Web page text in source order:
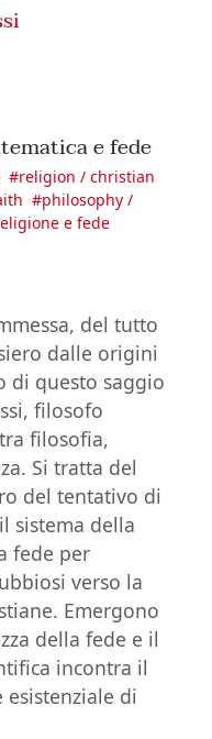
e fede
#religion / christian
#philosophy /
e fede
del tutto
dalle origini
di questo saggio
filosofo
filosofia,
Si tratta del
del tentativo di
sistema della
fede per
verso la
Emergono
della fede e il
incontra il
di